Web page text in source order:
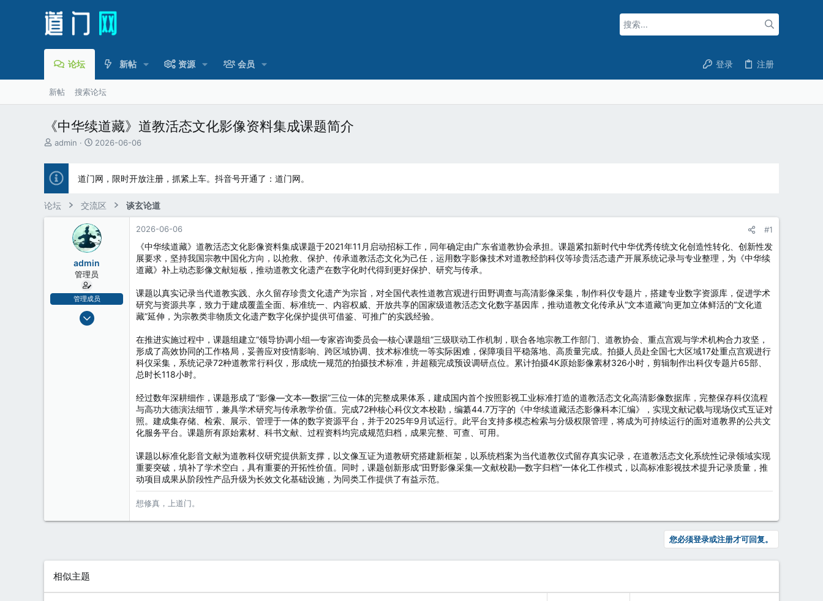
论坛 新帖 资源 会员 登录 注册
新帖 搜索论坛
《中华续道藏》道教活态文化影像资料集成课题简介
主
发
起
人
admin
开
间
2026-06-06
道门网，限时开放注册，抓紧上车。抖音号开通了：道门网。
论坛 交流区 谈玄论道
admin
管理员
管理成员
2008-12-21
2026-06-06 #1
《中华续道藏》道教活态文化影像资料集成课题于2021年11月启动招标工作，同年确定由广东省道教协会承担。课题紧扣新时代中华优秀传统文化创造性转化、创新性发
展要求，坚持我国宗教中国化方向，以抢救、保护、传承道教活态文化为己任，运用数字影像技术对道教经韵科仪等珍贵活态遗产开展系统记录与专业整理，为《中华续
道藏》补上动态影像文献短板，推动道教文化遗产在数字化时代得到更好保护、研究与传承。
课题以真实记录当代道教实践、永久留存珍贵文化遗产为宗旨，对全国代表性道教宫观进行田野调查与高清影像采集，制作科仪专题片，搭建专业数字资源库，促进学术
研究与资源共享，致力于建成覆盖全面、标准统一、内容权威、开放共享的国家级道教活态文化数字基因库，推动道教文化传承从“文本道藏”向更加立体鲜活的“文化道
藏”延伸，为宗教类非物质文化遗产数字化保护提供可借鉴、可推广的实践经验。
在推进实施过程中，课题组建立“领导协调小组—专家咨询委员会—核心课题组”三级联动工作机制，联合各地宗教工作部门、道教协会、重点宫观与学术机构合力攻坚，
形成了高效协同的工作格局，妥善应对疫情影响、跨区域协调、技术标准统一等实际困难，保障项目平稳落地、高质量完成。拍摄人员赴全国七大区域17处重点宫观进行
科仪采集，系统记录72种道教常行科仪，形成统一规范的拍摄技术标准，并超额完成预设调研点位。累计拍摄4K原始影像素材326小时，剪辑制作出科仪专题片65部、
总时长118小时。
经过数年深耕细作，课题形成了“影像—文本—数据”三位一体的完整成果体系，建成国内首个按照影视工业标准打造的道教活态文化高清影像数据库，完整保存科仪流程
与高功大德演法细节，兼具学术研究与传承教学价值。完成72种核心科仪文本校勘，编纂44.7万字的《中华续道藏活态影像科本汇编》，实现文献记载与现场仪式互证对
照。建成集存储、检索、展示、管理于一体的数字资源平台，并于2025年9月试运行。此平台支持多模态检索与分级权限管理，将成为可持续运行的面对道教界的公共文
化服务平台。课题所有原始素材、科书文献、过程资料均完成规范归档，成果完整、可查、可用。
课题以标准化影音文献为道教科仪研究提供新支撑，以文像互证为道教研究搭建新框架，以系统档案为当代道教仪式留存真实记录，在道教活态文化系统性记录领域实现
重要突破，填补了学术空白，具有重要的开拓性价值。同时，课题创新形成“田野影像采集—文献校勘—数字归档”一体化工作模式，以高标准影视技术提升记录质量，推
动项目成果从阶段性产品升级为长效文化基础设施，为同类工作提供了有益示范。
想修真，上道门。
您必须登录或注册才可回复。
相似主题